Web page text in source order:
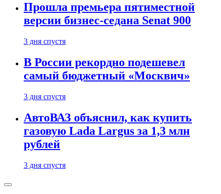
Прошла премьера пятиместной
версии бизнес-седана Senat 900
3 дня спустя
В России рекордно подешевел
самый бюджетный «Москвич»
3 дня спустя
АвтоВАЗ объяснил, как купить
газовую Lada Largus за 1,3 млн
рублей
3 дня спустя